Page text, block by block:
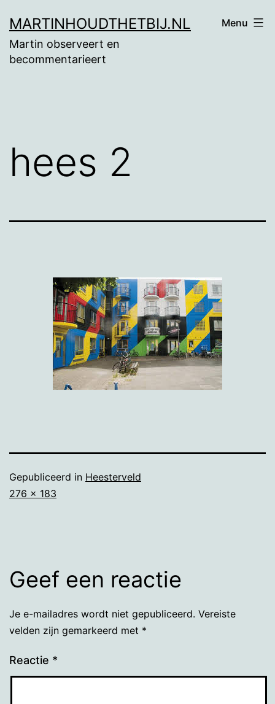
naar
de
MARTINHOUDTHETBIJ.NL
Martin observeert en
becommentarieert
Menu
hees 2
Gepubliceerd in Heesterveld
Volledige
276 × 183
Geef een reactie
Je e-mailadres wordt niet gepubliceerd. Vereiste
velden zijn gemarkeerd met *
Reactie *